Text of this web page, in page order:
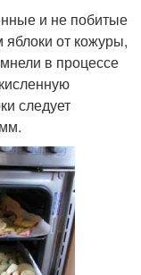
и не побитые
от кожуры,
в процессе
следует